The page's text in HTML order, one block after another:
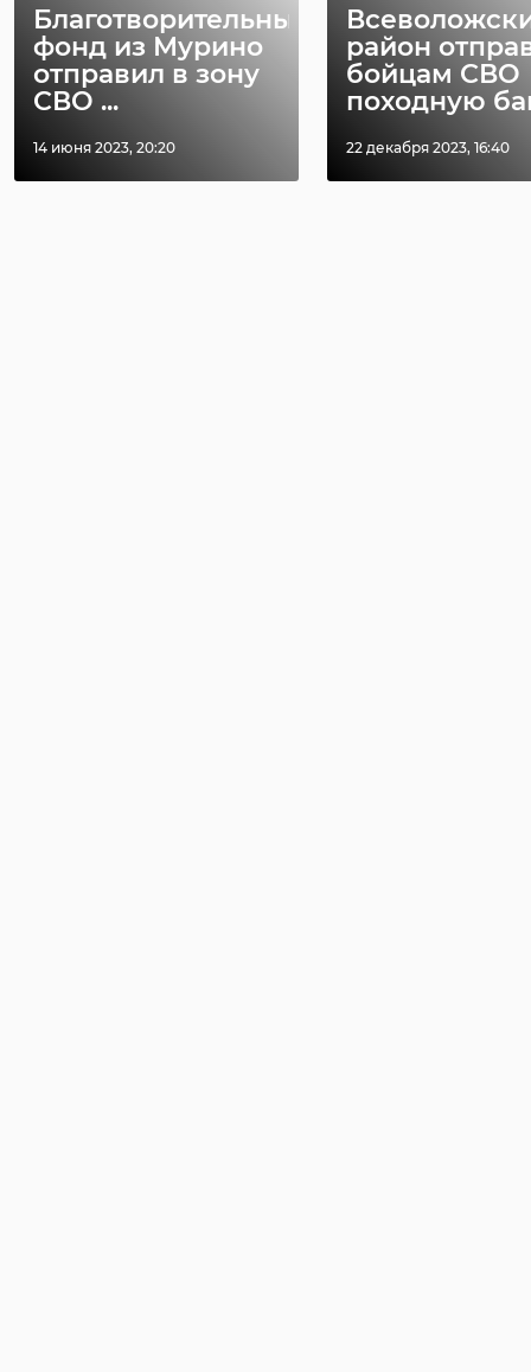
Благотворительный
фонд из Мурино
отправил в зону
СВО ...
14 июня 2023, 20:20
район
бойцам СВО
походную
22 декабря 2023, 16:40